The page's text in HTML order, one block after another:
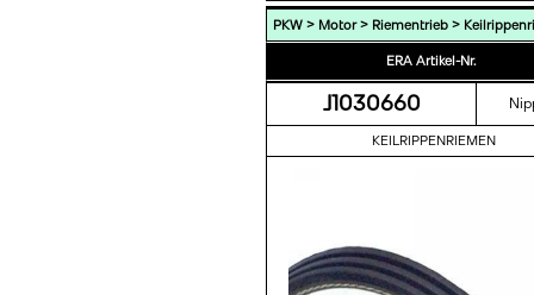
PKW > Motor> Riementrieb >
ERA Artikel-Nr.
J1030660
KEILRIPPENRIEMEN